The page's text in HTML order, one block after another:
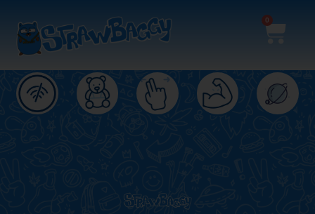
0
un